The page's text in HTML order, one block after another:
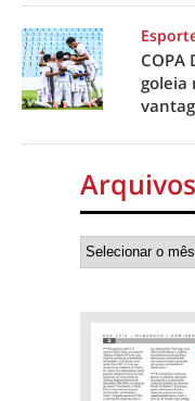
COPA
goleia
Arquivos